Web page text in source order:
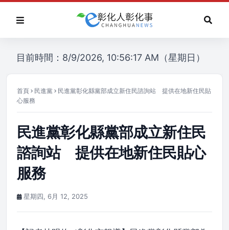
目前時間：8/9/2026, 10:56:17 AM（星期日）
首頁 民進黨
民進黨彰化縣黨部成立新住民諮詢站 提供在地新住民貼
心服務
民進黨彰化縣黨部成立新住民
諮詢站 提供在地新住民貼心
服務
星期四, 6月 12, 2025